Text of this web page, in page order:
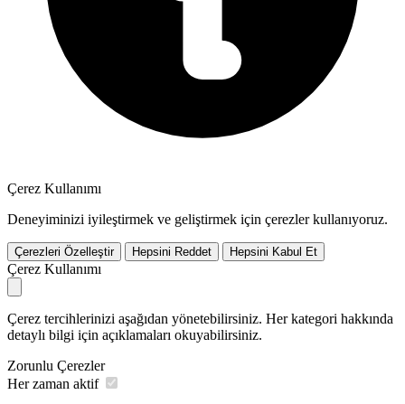
Çerez Kullanımı
Deneyiminizi iyileştirmek ve geliştirmek için çerezler kullanıyoruz.
Çerezleri Özelleştir Hepsini Reddet Hepsini Kabul Et
Çerez Kullanımı
Çerez tercihlerinizi aşağıdan yönetebilirsiniz. Her kategori hakkında
detaylı bilgi için açıklamaları okuyabilirsiniz.
Zorunlu Çerezler
Her zaman aktif